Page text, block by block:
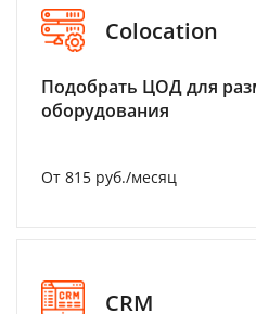
Colocation
Подобрать ЦОД для
оборудования
От 815 руб./месяц
CRM